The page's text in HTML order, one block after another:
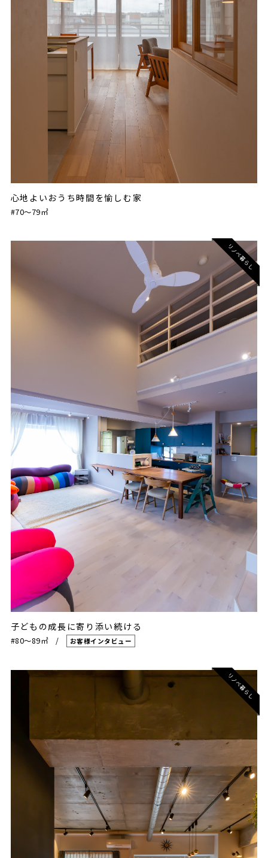
心地よいおうち時間を愉しむ家
#70〜79㎡
リノベ暮らし
子どもの成長に寄り添い続ける
#80〜89㎡ お客様インタビュー
リノベ暮らし